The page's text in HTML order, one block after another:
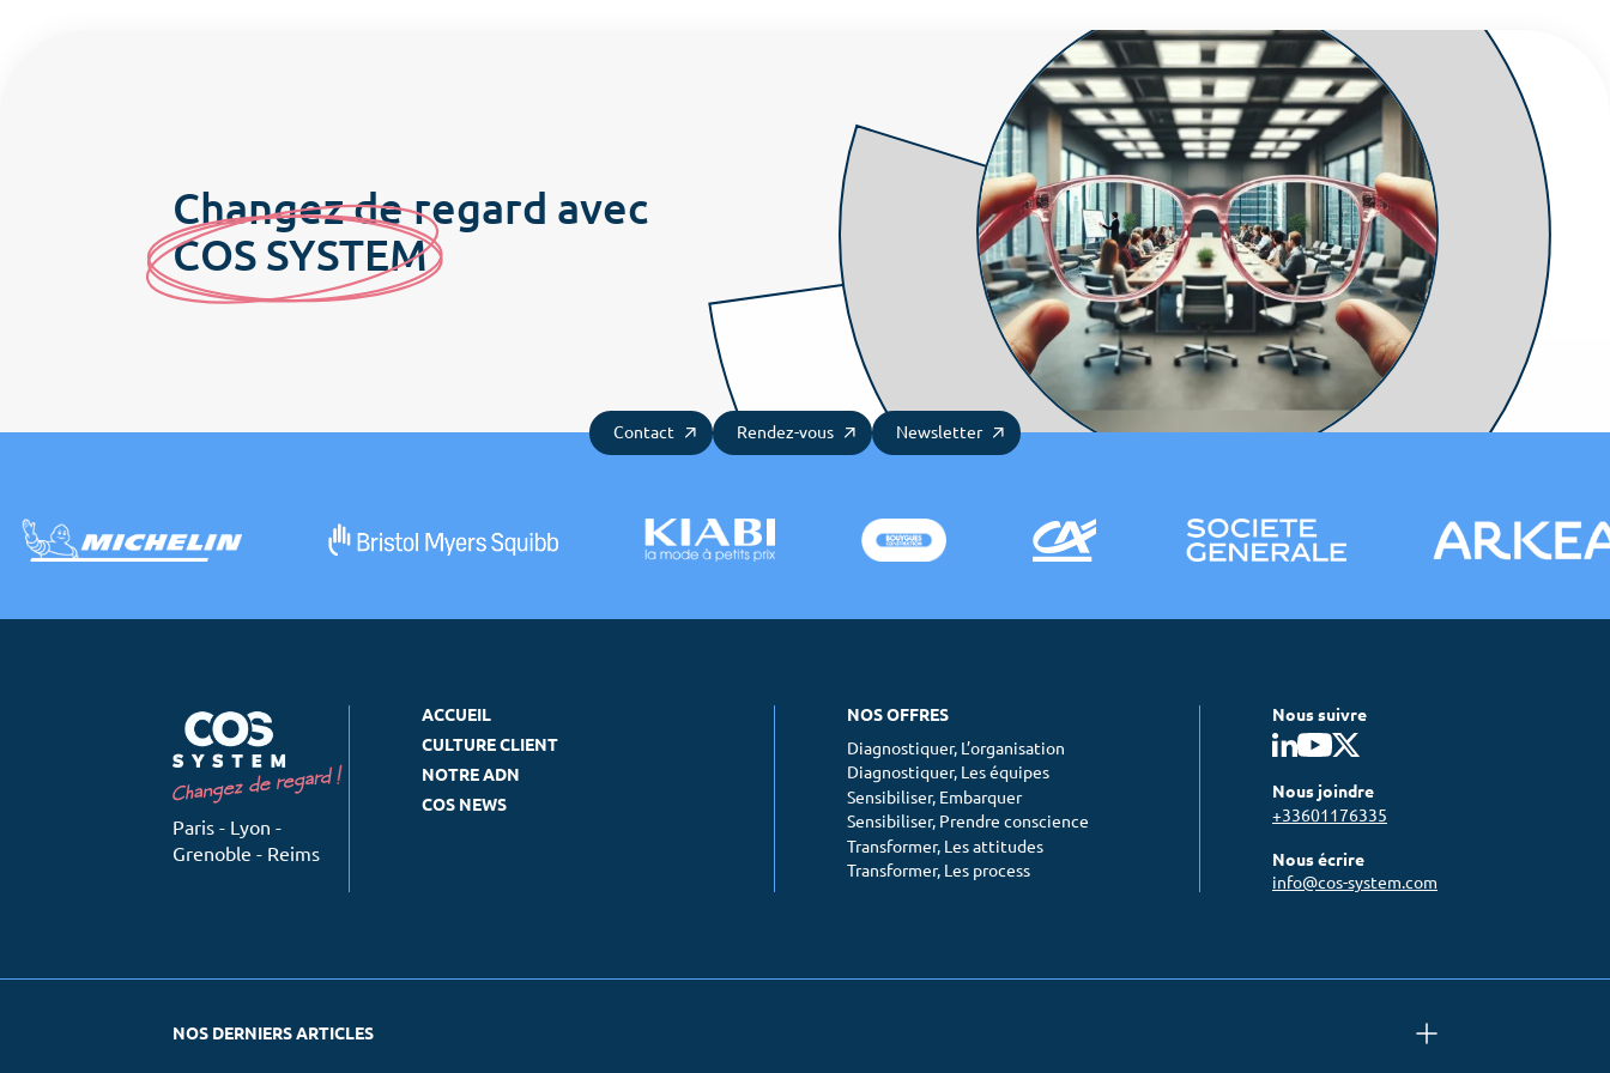
Changez de regard avec
COS SYSTEM
Contact Rendez-vous Newsletter
Paris - Lyon -
Grenoble - Reims
ACCUEIL
CULTURE CLIENT
NOTRE ADN
COS NEWS
NOS OFFRES
Diagnostiquer, L’organisation
Diagnostiquer, Les équipes
Sensibiliser, Embarquer
Sensibiliser, Prendre conscience
Transformer, Les attitudes
Transformer, Les process
Nous suivre
Nous joindre
+33601176335
Nous écrire
info@cos-system.com
NOS DERNIERS ARTICLES